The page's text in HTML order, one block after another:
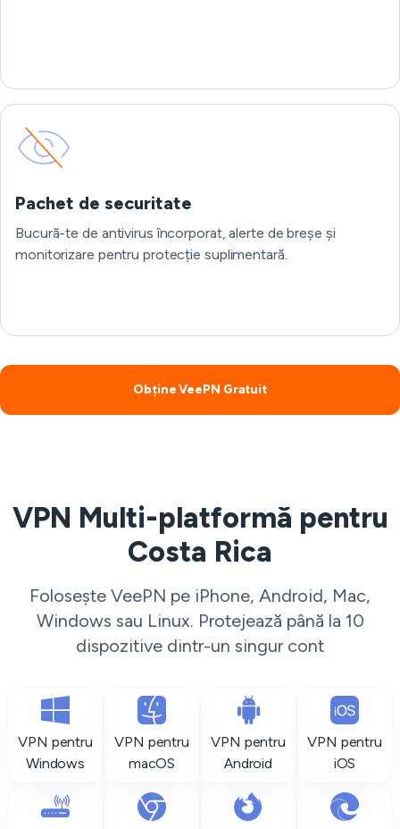
Pachet de securitate
Bucură-te de antivirus încorporat, alerte de breșe și
monitorizare pentru protecție suplimentară.
Obține VeePN Gratuit
VPN Multi-platformă pentru
Costa Rica
Folosește VeePN pe iPhone, Android, Mac,
Windows sau Linux. Protejează până la 10
dispozitive dintr-un singur cont
VPN pentru
Windows
VPN pentru
macOS
VPN pentru
Android
VPN pentru
iOS